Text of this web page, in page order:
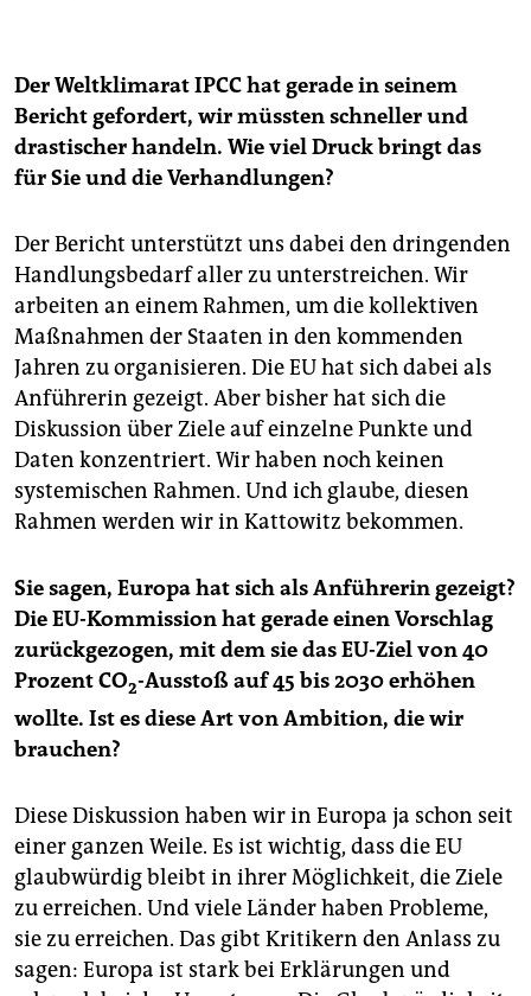
Der Weltklimarat IPCC hat gerade in seinem
Bericht gefordert, wir müssten schneller und
drastischer handeln. Wie viel Druck bringt das
für Sie und die Verhandlungen?
Der Bericht unterstützt uns dabei den dringenden
Handlungsbedarf aller zu unterstreichen. Wir
arbeiten an einem Rahmen, um die kollektiven
Maßnahmen der Staaten in den kommenden
Jahren zu organisieren. Die EU hat sich dabei als
Anführerin gezeigt. Aber bisher hat sich die
Diskussion über Ziele auf einzelne Punkte und
Daten konzentriert. Wir haben noch keinen
systemischen Rahmen. Und ich glaube, diesen
Rahmen werden wir in Kattowitz bekommen.
Sie sagen, Europa hat sich als Anführerin gezeigt?
Die EU-Kommission hat gerade einen Vorschlag
zurückgezogen, mit dem sie das EU-Ziel von 40
Prozent CO2-Ausstoß auf 45 bis 2030 erhöhen
wollte. Ist es diese Art von Ambition, die wir
brauchen?
Diese Diskussion haben wir in Europa ja schon seit
einer ganzen Weile. Es ist wichtig, dass die EU
glaubwürdig bleibt in ihrer Möglichkeit, die Ziele
zu erreichen. Und viele Länder haben Probleme,
sie zu erreichen. Das gibt Kritikern den Anlass zu
sagen: Europa ist stark bei Erklärungen und